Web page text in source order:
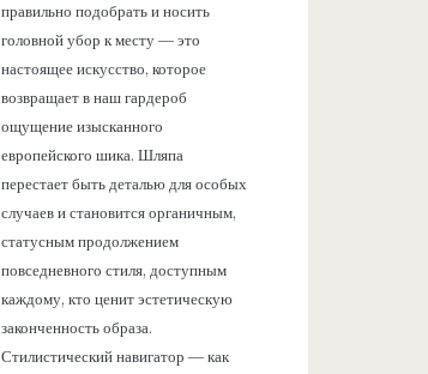
правильно подобрать и носить
головной убор к месту — это
настоящее искусство, которое
возвращает в наш гардероб
ощущение изысканного
европейского шика. Шляпа
перестает быть деталью для особых
случаев и становится органичным,
статусным продолжением
повседневного стиля, доступным
каждому, кто ценит эстетическую
законченность образа.
Стилистический навигатор — как